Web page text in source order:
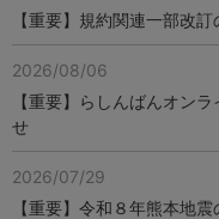
【重要】規約関連一部改
2026/08/06
【重要】らしんばんオン
せ
2026/07/29
【重要】令和８年熊本地